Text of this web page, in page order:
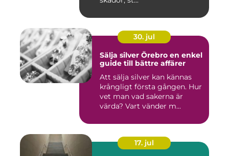
30. jul
Sälja silver Örebro en enkel
guide till bättre affärer
Att sälja silver kan kännas
krångligt första gången. Hur
vet man vad sakerna är
värda? Vart vänder m...
17. jul